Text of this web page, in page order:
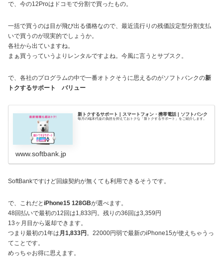
で、今の12Proはドコモで分割で買ったもの。
一括で買うのは目が飛び出る価格なので、最近流行りの残価設定型分割支払
いで買うのが現実的でしょうか。
各社から出ていますね。
まぁ買うっていうよりレンタルですよね。今風に言うとサブスク。
で、各社のプログラムの中で一番オトクそうに思えるのがソフトバンクの新
トクするサポート バリュー
新トクするサポート | スマートフォン・携帯電話 | ソフトバンク
毎月の端末代金の負担を抑えておトクな「新トクするサポート」をご紹介します。
www.softbank.jp
SoftBankですけど回線契約が無くても利用できるそうです。
で、これだと iPhone15 128GBが選べます。
48回払いで最初の12回は1,833円。残りの36回は3,359円
13ヶ月目から返却できます。
つまり最初の1年は月1,833円 。22000円弱で最新のiPhone15が使えちゃうっ
てことです。
めっちゃお得に思えます。